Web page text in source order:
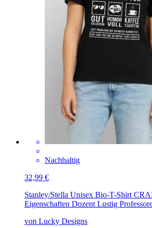
Nachhaltig
32,99 €
Stanley/Stella Unisex Bio-T-Shirt
Eigenschaften Dozent Lustig
von Lucky Designs